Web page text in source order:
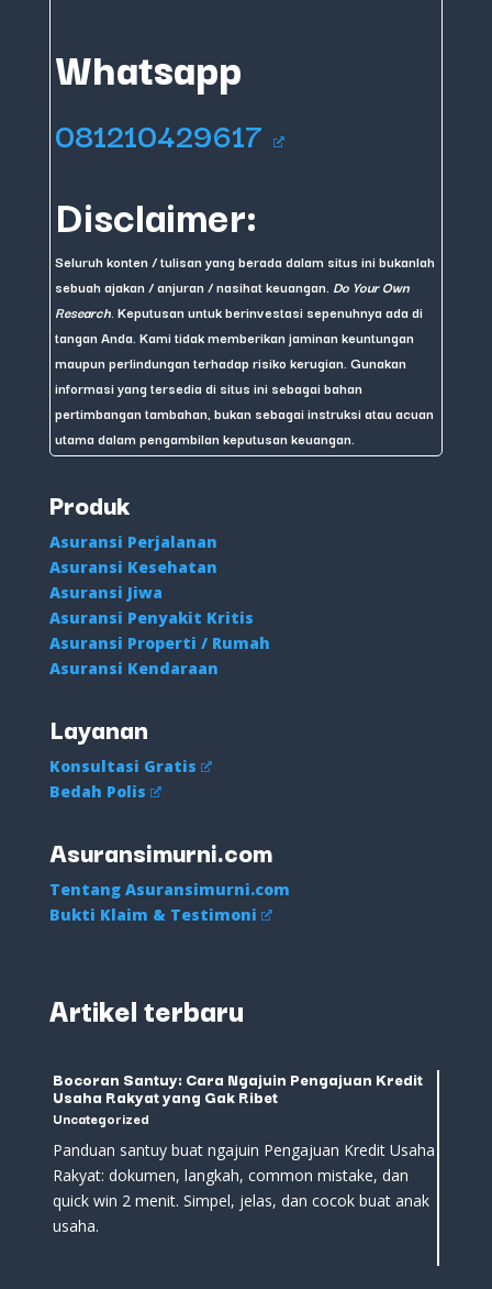
Whatsapp
081210429617
Disclaimer:
Seluruh konten / tulisan yang berada dalam situs ini bukanlah
sebuah ajakan / anjuran / nasihat keuangan. Do Your Own
Research . Keputusan untuk berinvestasi sepenuhnya ada di
tangan Anda. Kami tidak memberikan jaminan keuntungan
maupun perlindungan terhadap risiko kerugian. Gunakan
informasi yang tersedia di situs ini sebagai bahan
pertimbangan tambahan, bukan sebagai instruksi atau acuan
utama dalam pengambilan keputusan keuangan.
Produk
Asuransi Perjalanan
Asuransi Kesehatan
Asuransi Jiwa
Asuransi Penyakit Kritis
Asuransi Properti / Rumah
Asuransi Kendaraan
Layanan
Konsultasi Gratis
Bedah Polis
Asuransimurni.com
Tentang Asuransimurni.com
Bukti Klaim & Testimoni
Artikel terbaru
Bocoran Santuy: Cara Ngajuin Pengajuan Kredit
Usaha Rakyat yang Gak Ribet
Uncategorized
Panduan santuy buat ngajuin Pengajuan Kredit Usaha
Rakyat: dokumen, langkah, common mistake, dan
quick win 2 menit. Simpel, jelas, dan cocok buat anak
usaha.